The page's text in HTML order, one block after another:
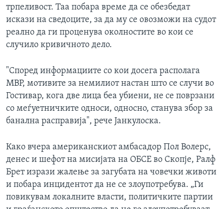
трпеливост. Таа побара време да се обезбедат
искази на сведоците, за да му се овозможи на судот
реално да ги проценува околностите во кои се
случило кривичното дело.
"Според информациите со кои досега располага
МВР, мотивите за немилиот настан што се случи во
Гостивар, кога две лица беа убиени, не се поврзани
со меѓуетничките односи, односно, станува збор за
банална расправија", рече Јанкулоска.
Како вчера американскиот амбасадор Пол Волерс,
денес и шефот на мисијата на ОБСЕ во Скопје, Ралф
Брет изрази жалење за загубата на човечки животи
и побара инцидентот да не се злоупотребува. „Ги
повикувам локалните власти, политичките партии